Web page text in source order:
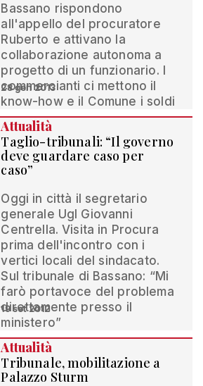
Bassano rispondono
all'appello del procuratore
Ruberto e attivano la
collaborazione autonoma a
progetto di un funzionario. I
commercianti ci mettono il
know-how e il Comune i soldi
28 gen 2013
Attualità
Taglio-tribunali: “Il governo
deve guardare caso per
caso”
Oggi in città il segretario
generale Ugl Giovanni
Centrella. Visita in Procura
prima dell'incontro con i
vertici locali del sindacato.
Sul tribunale di Bassano: “Mi
farò portavoce del problema
direttamente presso il
ministero”
19 set 2012
Attualità
Tribunale, mobilitazione a
Palazzo Sturm